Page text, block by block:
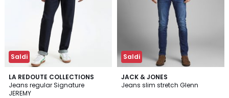
Saldi
LA REDOUTE COLLECTIONS
Jeans regular Signature
JEREMY
5
/
5
3
Colori
Saldi
JACK & JONES
Jeans slim stretch Glenn
4,5
/ 5